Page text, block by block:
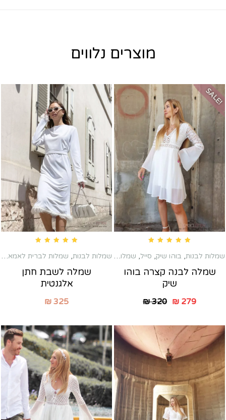
מוצרים נלווים
SALE!
שמלות לבנות, בוהו שיק, סייל, שמלות טראש , שמלות כלה שניה,שמלות
שמלה לבנה קצרה בוהו
שיק
₪320 ₪279
שמלות לבנות, שמלות לברית לאמא,
שמלה לשבת חתן
אלגנטית
₪ 325